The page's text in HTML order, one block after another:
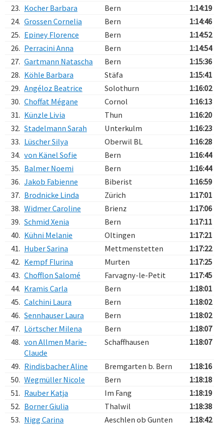
23. Kocher Barbara Bern
1:14:19
24. Grossen Cornelia Bern
1:14:46
25. Epiney Florence Bern
1:14:52
26. Perracini Anna Bern
1:14:54
27. Gartmann Natascha Bern
1:15:36
28. Köhle Barbara Stäfa
1:15:41
29. Angéloz Beatrice Solothurn
1:16:02
30. Choffat Mégane Cornol
1:16:13
31. Künzle Livia Thun
1:16:20
32. Stadelmann Sarah Unterkulm
1:16:23
33. Lüscher Silya Oberwil BL
1:16:28
34. von Känel Sofie Bern
1:16:44
35. Balmer Noemi Bern
1:16:44
36. Jakob Fabienne Biberist
1:16:59
37. Brodnicke Linda Zürich
1:17:01
38. Widmer Caroline Brienz
1:17:06
39. Schmid Xenia Bern
1:17:11
40. Kühni Melanie Oltingen
1:17:21
41. Huber Sarina Mettmenstetten
1:17:22
42. Kempf Flurina Murten
1:17:25
43. Chofflon Salomé Farvagny-le-Petit
1:17:45
44. Kramis Carla Bern
1:18:01
45. Calchini Laura Bern
1:18:02
46. Sennhauser Laura Bern
1:18:02
47. Lörtscher Milena Bern
1:18:07
48. von Allmen Marie-
Claude
Schaffhausen 1:18:07
49. Rindisbacher Aline Bremgarten b. Bern
1:18:16
50. Wegmüller Nicole Bern
1:18:18
51. Rauber Katja Im Fang
1:18:19
52. Borner Giulia Thalwil
1:18:38
53. Nigg Carina Aeschlen ob Gunten
1:18:42